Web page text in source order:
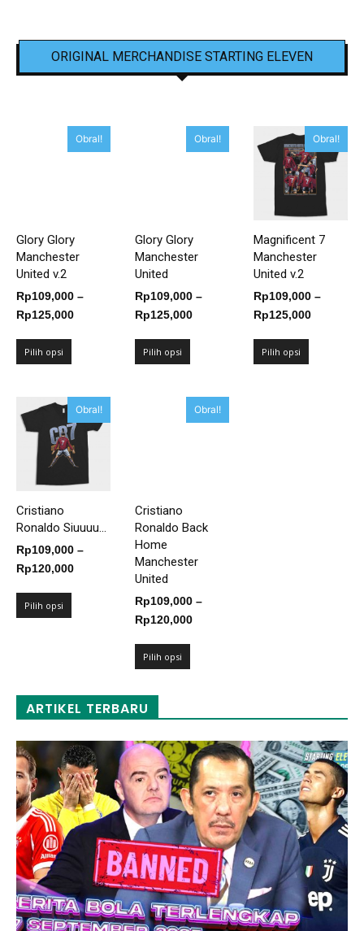
ORIGINAL MERCHANDISE STARTING ELEVEN
Obral!
Glory Glory
Manchester
United v.2
Rp109,000 –
Rp125,000Rentang
Pilih opsi
Obral!
Glory Glory
Manchester
United
Rp109,000 –
Rp125,000Rentang
Pilih opsi
Obral!
Magnificent 7
Manchester
United v.2
Rp109,000 –
Rp125,000Rentang
Pilih opsi
Obral!
Cristiano
Ronaldo Siuuuu...
Rp109,000 –
Rp120,000Rentang
Pilih opsi
Obral!
Cristiano
Ronaldo Back
Home
Manchester
United
Rp109,000 –
Rp120,000Rentang
Pilih opsi
ARTIKEL TERBARU